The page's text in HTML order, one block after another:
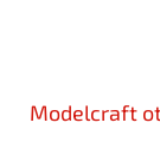
Modelcraft